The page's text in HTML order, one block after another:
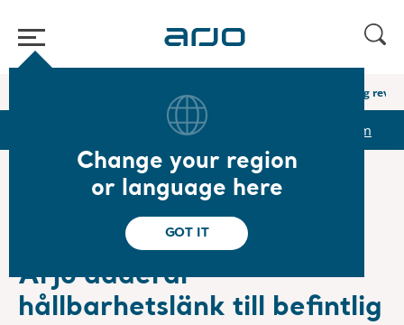
Change your region
or language here
GOT IT
Arjo adderar hållbarhetslänk till befintlig
Reports & Presentations Newsroom
2022-06-10 Subscription
Arjo adderar
hållbarhetslänk till befintlig